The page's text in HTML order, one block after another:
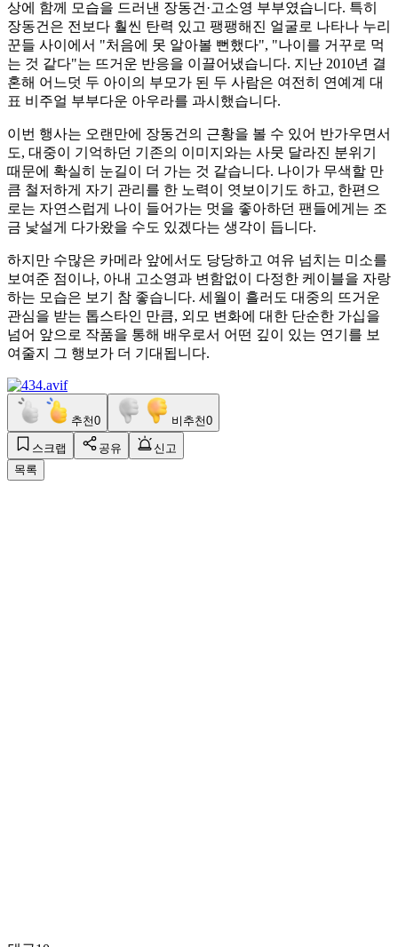
상에 함께 모습을 드러낸 장동건·고소영 부부였습니다. 특히
장동건은 전보다 훨씬 탄력 있고 팽팽해진 얼굴로 나타나 누리
꾼들 사이에서 "처음에 못 알아볼 뻔했다", "나이를 거꾸로 먹
는 것 같다"는 뜨거운 반응을 이끌어냈습니다. 지난 2010년 결
혼해 어느덧 두 아이의 부모가 된 두 사람은 여전히 연예계 대
표 비주얼 부부다운 아우라를 과시했습니다.
이번 행사는 오랜만에 장동건의 근황을 볼 수 있어 반가우면서
도, 대중이 기억하던 기존의 이미지와는 사뭇 달라진 분위기
때문에 확실히 눈길이 더 가는 것 같습니다. 나이가 무색할 만
큼 철저하게 자기 관리를 한 노력이 엿보이기도 하고, 한편으
로는 자연스럽게 나이 들어가는 멋을 좋아하던 팬들에게는 조
금 낯설게 다가왔을 수도 있겠다는 생각이 듭니다.
하지만 수많은 카메라 앞에서도 당당하고 여유 넘치는 미소를
보여준 점이나, 아내 고소영과 변함없이 다정한 케이블을 자랑
하는 모습은 보기 참 좋습니다. 세월이 흘러도 대중의 뜨거운
관심을 받는 톱스타인 만큼, 외모 변화에 대한 단순한 가십을
넘어 앞으로 작품을 통해 배우로서 어떤 깊이 있는 연기를 보
여줄지 그 행보가 더 기대됩니다.
추천0 비추천0
스크랩 공유
신고
목록